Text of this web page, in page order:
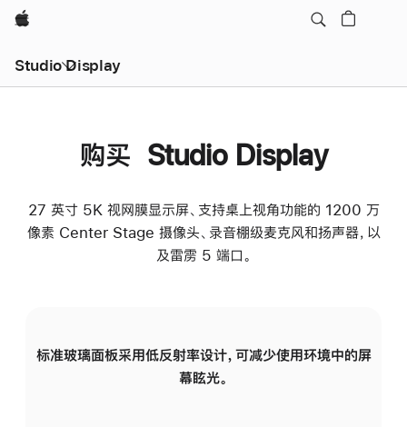
Apple
Studio Display
购买 Studio Display
27 英寸 5K 视网膜显示屏、支持桌上视角功能的 1200 万
像素 Center Stage 摄像头、录音棚级麦克风和扬声器，以
及雷雳 5 端口。
标准玻璃面板采用低反射率设计，可减少使用环境中的屏
幕眩光。